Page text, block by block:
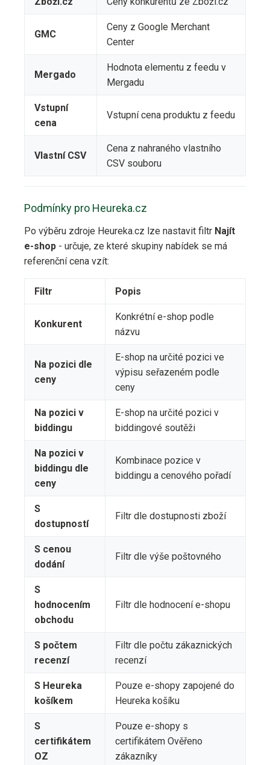
GMC
Ceny z Google Merchant
Center
Mergado
Hodnota elementu z feedu v
Mergadu
Vstupní
cena
Vstupní cena produktu z feedu
Vlastní CSV
Cena z nahraného vlastního
CSV souboru
Podmínky pro Heureka.cz
Po výběru zdroje Heureka.cz lze nastavit filtr Najít
e-shop - určuje, ze které skupiny nabídek se má
referenční cena vzít:
Filtr Popis
Konkurent
Konkrétní e-shop podle
názvu
Na pozici dle
ceny
E-shop na určité pozici ve
výpisu seřazeném podle
ceny
Na pozici v
biddingu
E-shop na určité pozici v
biddingové soutěži
Na pozici v
biddingu dle
ceny
Kombinace pozice v
biddingu a cenového pořadí
S
dostupností
Filtr dle dostupnosti zboží
S cenou
dodání
Filtr dle výše poštovného
S
hodnocením
obchodu
Filtr dle hodnocení e-shopu
S počtem
recenzí
Filtr dle počtu zákaznických
recenzí
S Heureka
košíkem
Pouze e-shopy zapojené do
Heureka košíku
S
certifikátem
OZ
Pouze e-shopy s
certifikátem Ověřeno
zákazníky